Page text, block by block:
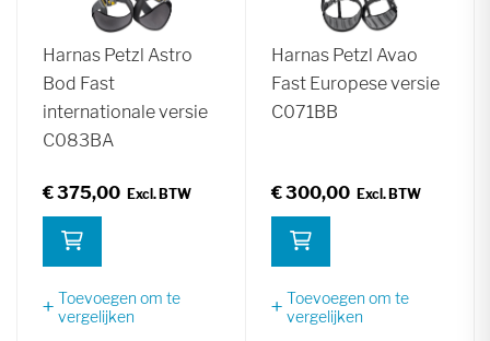
Harnas Petzl Astro
Bod Fast
internationale versie
C083BA
€ 375,00
Toevoegen om te
vergelijken
Harnas Petzl Avao
Fast Europese versie
C071BB
€ 300,00
Toevoegen om te
vergelijken